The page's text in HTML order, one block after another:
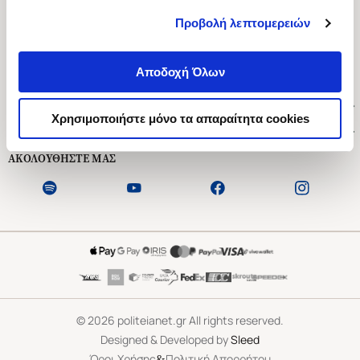
Προβολή λεπτομερειών
Αποδοχή Όλων
Χρησιμοποιήστε μόνο τα απαραίτητα cookies
Ασκληπιού 1-3, Αθήνα 106 79
Δευτέρα - Παρασκευή 09:00-21:00
Εξυπηρέτηση Πελατών
ΑΚΟΛΟΥΘΗΣΤΕ ΜΑΣ
©2026 politeianet.gr All rights reserved.
Designed & Developed bySleed